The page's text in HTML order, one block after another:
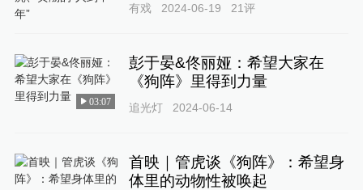
有戏 2024-06-19 21评
03:07
彭于晏&佟丽娅：希望大家在
《狗阵》里得到力量
追光灯 2024-06-14
首映｜管虎谈《狗阵》：希望身
体里的动物性被唤起